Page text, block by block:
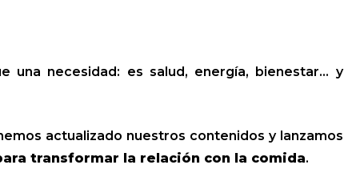
una necesidad: es salud, energía, bienestar… y
actualizado nuestros contenidos y lanzamos
transformar la relación con la comida.